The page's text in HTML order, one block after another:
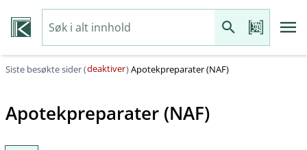
Siste besøkte sider (deaktiver)Apotekpreparater (NAF)
Apotekpreparater (NAF)